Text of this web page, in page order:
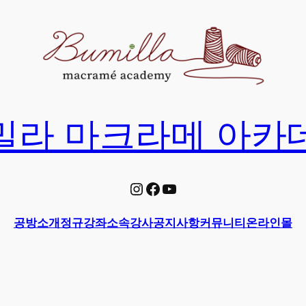
라 마크라메 아카
Instagram
Facebook
YouTube
공방소개 정규강좌소속강사공지사항커뮤니티 온라인몰